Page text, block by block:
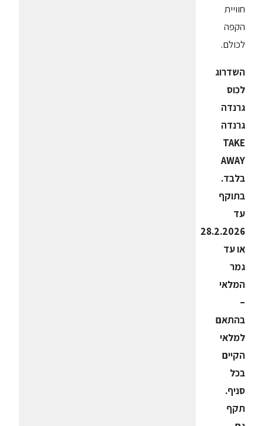
חוויית
הקפה
לכולם.
השדרוג
לכוס
גרנדה
גרנדה
TAKE
AWAY
בלבד.
בתוקף
עד
28.2.2026
או עד
גמר
המלאי
–
בהתאם
למלאי
הקיים
בכל
סניף.
תקף